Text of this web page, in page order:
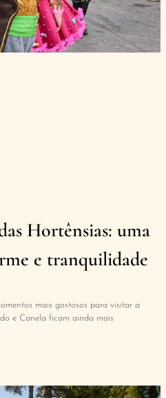
Hortênsias: uma
e tranquilidade
mais gostosos para visitar a
e Canela ficam ainda mais